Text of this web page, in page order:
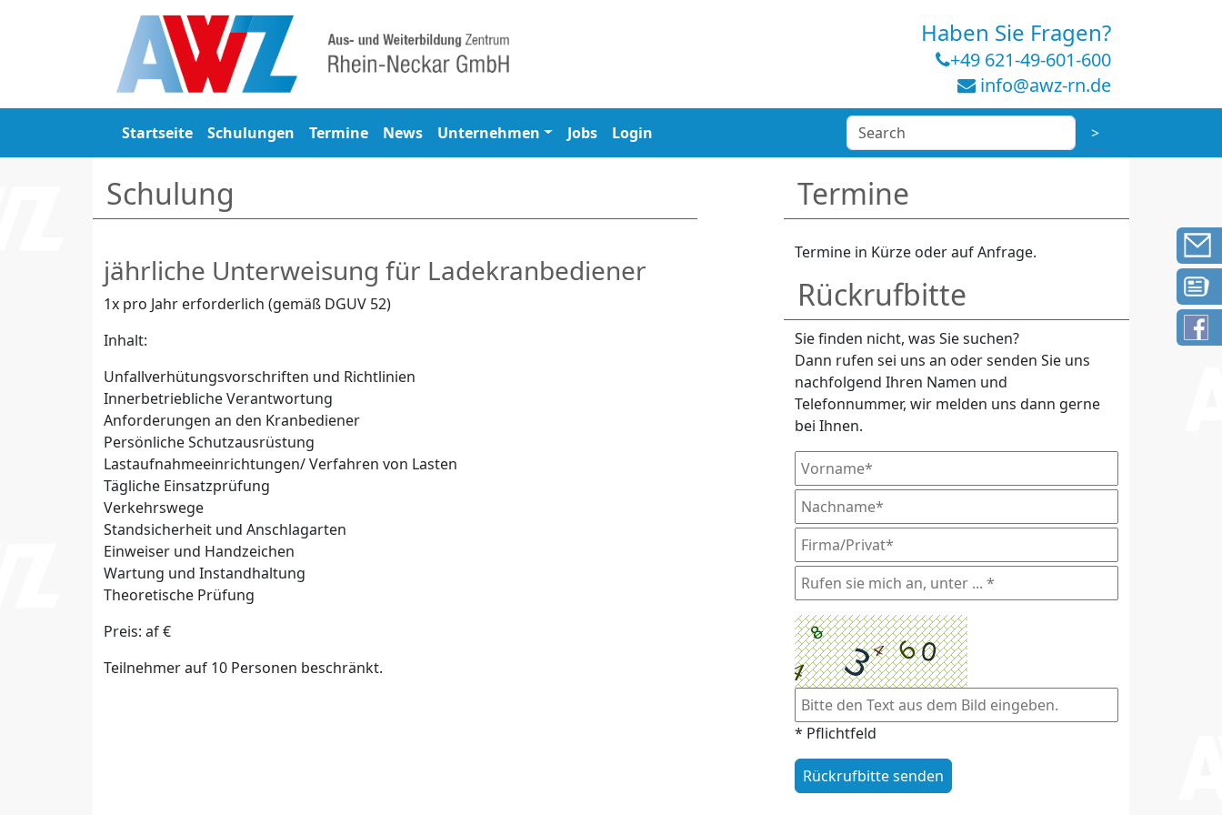
Haben Sie Fragen?
+49 621-49-601-600
info@awz-rn.de
Startseite Schulungen Termine News Unternehmen Jobs Login
Schulung
jährliche Unterweisung für Ladekranbediener
1x pro Jahr erforderlich (gemäß DGUV 52)
Inhalt:
Unfallverhütungsvorschriften und Richtlinien
Innerbetriebliche Verantwortung
Anforderungen an den Kranbediener
Persönliche Schutzausrüstung
Lastaufnahmeeinrichtungen/ Verfahren von Lasten
Tägliche Einsatzprüfung
Verkehrswege
Standsicherheit und Anschlagarten
Einweiser und Handzeichen
Wartung und Instandhaltung
Theoretische Prüfung
Preis: af €
Teilnehmer auf 10 Personen beschränkt.
Termine
Termine in Kürze oder auf Anfrage.
Rückrufbitte
Sie finden nicht, was Sie suchen?
Dann rufen sei uns an oder senden Sie uns
nachfolgend Ihren Namen und
Telefonnummer, wir melden uns dann gerne
bei Ihnen.
* Pflichtfeld